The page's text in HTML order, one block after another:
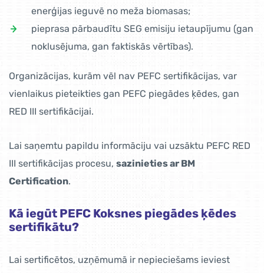
enerģijas ieguvē no meža biomasas;
pieprasa pārbaudītu SEG emisiju ietaupījumu (gan
noklusējuma, gan faktiskās vērtības).
Organizācijas, kurām vēl nav PEFC sertifikācijas, var
vienlaikus pieteikties gan PEFC piegādes ķēdes, gan
RED III sertifikācijai.
Lai saņemtu papildu informāciju vai uzsāktu PEFC RED
III sertifikācijas procesu, sazinieties ar BM
Certification.
Kā iegūt PEFC Koksnes piegādes ķēdes
sertifikātu?
Lai sertificētos, uzņēmumā ir nepieciešams ieviest